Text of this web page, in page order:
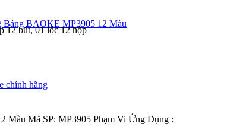
Bảng BAOKE MP3905 12 Màu
chính hãng
12 bút, 01 lốc 12 hộp
Màu Mã SP: MP3905 Phạm Vi Ứng Dụng :